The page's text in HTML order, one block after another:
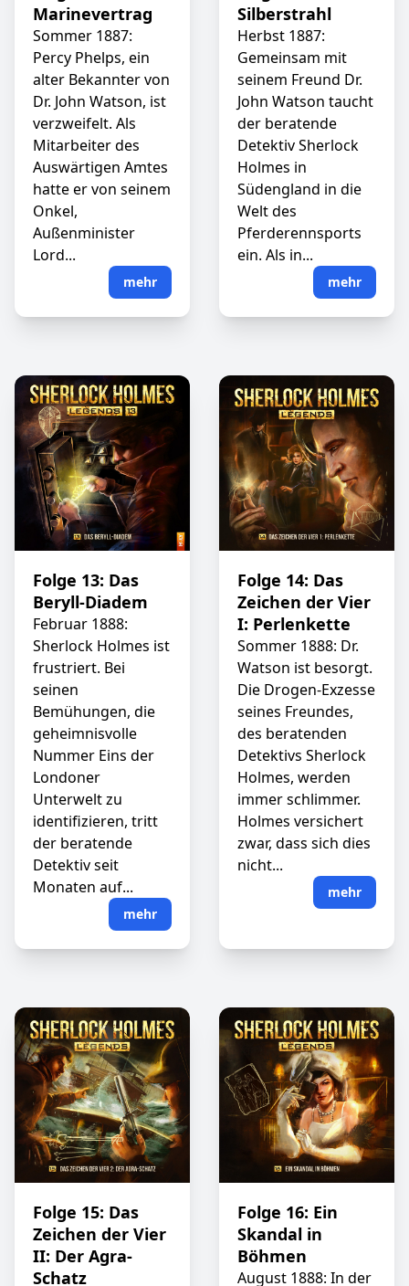
Marinevertrag
Sommer 1887:
Percy Phelps, ein
alter Bekannter von
Dr. John Watson, ist
verzweifelt. Als
Mitarbeiter des
Auswärtigen Amtes
hatte er von seinem
Onkel,
Außenminister
Lord...
mehr
Silberstrahl
Herbst 1887:
Gemeinsam mit
seinem Freund Dr.
John Watson taucht
der beratende
Detektiv Sherlock
Holmes in
Südengland in die
Welt des
Pferderennsports
ein. Als in...
mehr
Folge 13: Das
Beryll-Diadem
Februar 1888:
Sherlock Holmes ist
frustriert. Bei
seinen
Bemühungen, die
geheimnisvolle
Nummer Eins der
Londoner
Unterwelt zu
identifizieren, tritt
der beratende
Detektiv seit
Monaten auf...
mehr
Folge 14: Das
Zeichen der Vier
I: Perlenkette
Sommer 1888: Dr.
Watson ist besorgt.
Die Drogen-Exzesse
seines Freundes,
des beratenden
Detektivs Sherlock
Holmes, werden
immer schlimmer.
Holmes versichert
zwar, dass sich dies
nicht...
mehr
Folge 15: Das
Zeichen der Vier
II: Der Agra-
Schatz
Folge 16: Ein
Skandal in
Böhmen
August 1888: In der